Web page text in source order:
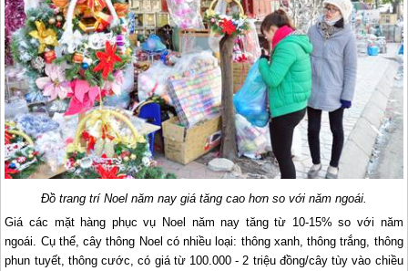
Đồ trang trí Noel năm nay giá tăng cao hơn so với năm ngoái.
Giá các mặt hàng phục vụ Noel năm nay tăng từ 10-15% so với năm
ngoái. Cụ thể, cây thông Noel có nhiều loại: thông xanh, thông trắng, thông
phun tuyết, thông cước, có giá từ 100.000 - 2 triệu đồng/cây tùy vào chiều